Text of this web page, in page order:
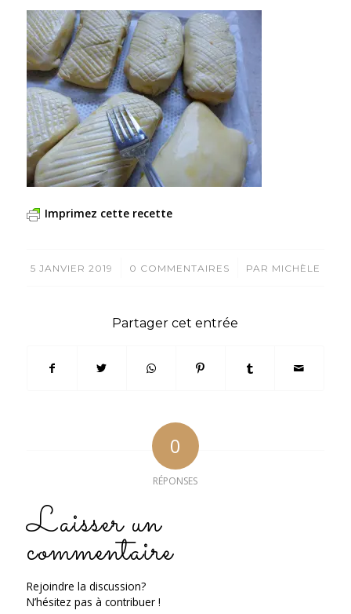
Imprimez cette recette
5 JANVIER 2019
/ 0 COMMENTAIRES
/ PAR MICHÈLE
Partager cet entrée
0
RÉPONSES
Laisser un
commentaire
Rejoindre la discussion?
N’hésitez pas à contribuer !